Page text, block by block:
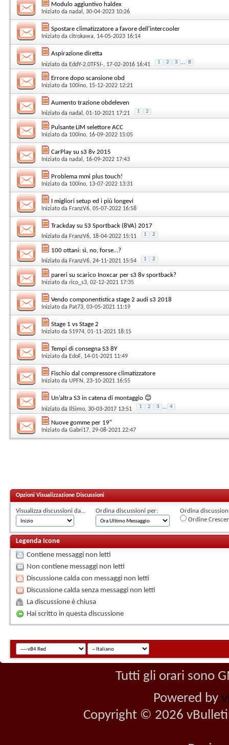
Modulo aggiuntivo haldex
Iniziato da nadal , 30-04-2023 10:26
Spostare climatizzatore a favore dell'intercooler
Iniziato da citrokawa, 14-05-2023 16:14
Aspirazione diretta
Iniziato da EddY-2.0TFSI-, 17-02-2016 16:41 1 2 3 ... 8
Errore dopo scansione obd
Iniziato da 100ino, 15-12-2022 12:21
Aumento trazione obdeleven
Iniziato da nadal , 01-10-2021 17:21 1 2
Pulsante LIM selettore ACC
Iniziato da 100ino, 16-09-2022 15:05
CarPlay su s3 8v 2015
Iniziato da nadal , 16-09-2022 17:43
Problema mmi plus touch!
Iniziato da 100ino, 13-07-2022 13:31
I migliori setup ed i più longevi
Iniziato da FranzV6, 05-07-2022 16:58
Trackday su S3 Sportback (8VA) 2017
Iniziato da FranzV6, 18-04-2022 15:11 1 2
100 ottani: sì, no, forse...?
Iniziato da FranzV6, 24-11-2021 15:54 1 2
pareri su scarico Inoxcar per s3 8v sportback?
Iniziato da rico_s3, 02-12-2021 17:35
Vendo componentistica stage 2 audi s3 2018
Iniziato da Pat73, 03-05-2021 11:19
Stage 1 vs Stage 2
Iniziato da S1974, 01-11-2021 18:15
Tempi di consegna S3 8Y
Iniziato da EdoF, 14-01-2021 11:49
Fischio dal compressore climatizzatore
Iniziato da UPFN , 23-10-2021 16:55
Un’altra S3 in catena di montaggio 😊
Iniziato da IlSimo, 30-03-2017 13:51 1 2 3 ... 4
Nuove gomme per 19"
Iniziato da Gabri17, 29-08-2021 22:47
Opzioni Visualizzazione Discussioni
Visualizza discussioni da... Ordina discussioni per:
Ordina
Ordine
Legenda Icone
Contiene messaggi non letti
Non contiene messaggi non letti
Discussione calda con messaggi non letti
Discussione calda senza messaggi non letti
La discussione è chiusa
Hai scritto in questa discussione
Tutti gli orari sono
Powered by
Copyright © 2026